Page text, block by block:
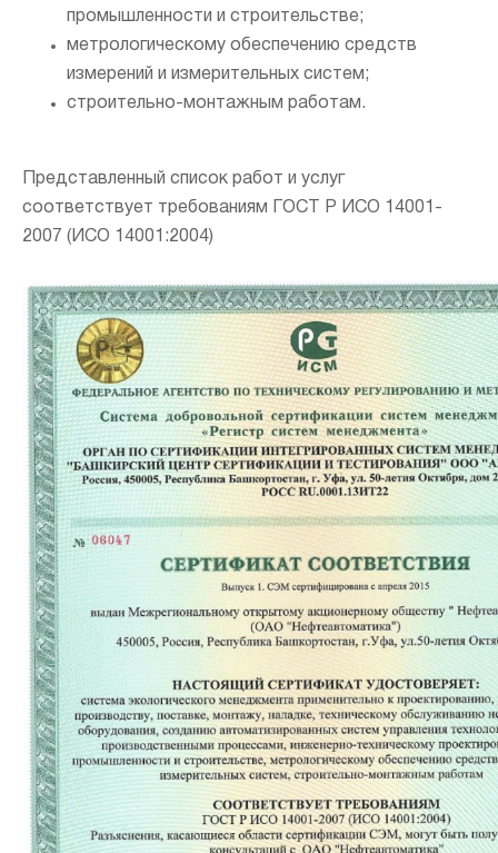
промышленности и строительстве;
метрологическому обеспечению средств
измерений и измерительных систем;
строительно-монтажным работам.
Представленный список работ и услуг
соответствует требованиям ГОСТ Р ИСО 14001-
2007 (ИСО 14001:2004)